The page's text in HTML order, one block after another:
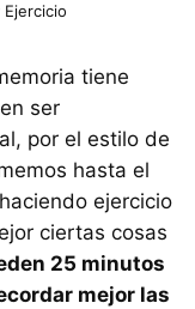
tiene
ser
por el estilo de
hasta el
ejercicio
ciertas cosas
25 minutos
mejor las